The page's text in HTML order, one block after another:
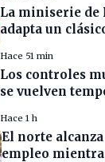
La miniserie de
adapta un
Hace 51 min
Los controles
se vuelven
Hace 1 h
El norte
empleo